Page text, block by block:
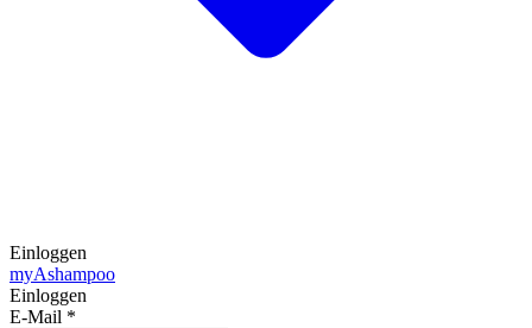
Einloggen
myAshampoo
Einloggen
E-Mail *